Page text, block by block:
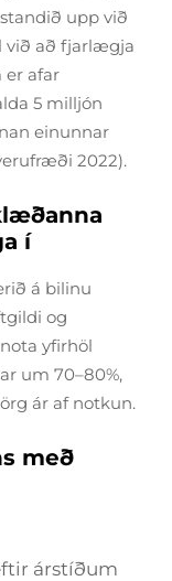
upp við
við að fjarlægja
er afar
5 milljón
einunnar
2022).
í
á bilinu
og
yfirhöl
um 70–80%,
ár af notkun.
með
árstíðum